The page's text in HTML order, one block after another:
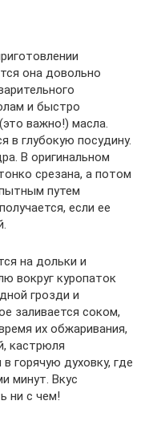
она довольно
и быстро
важно!) масла.
в глубокую посудину.
В оригинальном
срезана, а потом
путем
если ее
на дольки и
вокруг куропаток
грозди и
заливается соком,
их обжаривания,
кастрюля
горячую духовку, где
минут. Вкус
ни с чем!